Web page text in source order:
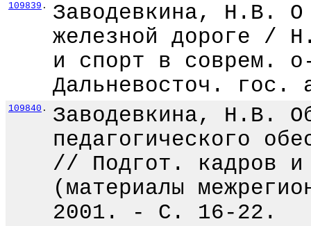
109839 .
Заводевкина, Н.В. О
железной дороге /
и спорт в соврем.
Дальневосточ.
109840 .
Заводевкина, Н.В.
педагогического
// Подгот. кадров и
(материалы
2001. - С. 16-22.